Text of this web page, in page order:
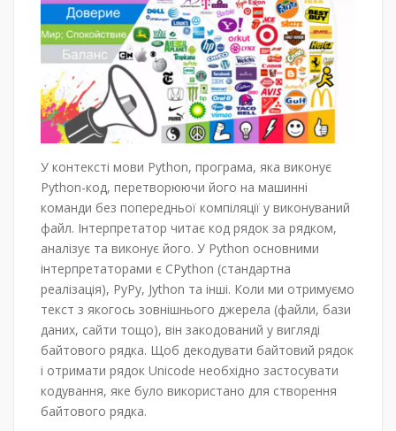
У контексті мови Python, програма, яка виконує
Python-код, перетворюючи його на машинні
команди без попередньої компіляції у виконуваний
файл. Інтерпретатор читає код рядок за рядком,
аналізує та виконує його. У Python основними
інтерпретаторами є CPython (стандартна
реалізація), PyPy, Jython та інші. Коли ми отримуємо
текст з якогось зовнішнього джерела (файли, бази
даних, сайти тощо), він закодований у вигляді
байтового рядка. Щоб декодувати байтовий рядок
і отримати рядок Unicode необхідно застосувати
кодування, яке було використано для створення
байтового рядка.